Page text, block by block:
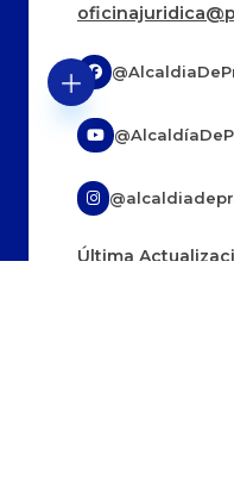
Última